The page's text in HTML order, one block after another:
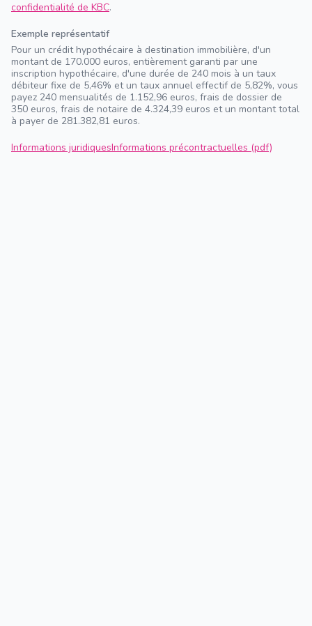
confidentialité de KBC.
Exemple représentatif
Pour un crédit hypothécaire à destination immobilière, d'un
montant de 170.000 euros, entièrement garanti par une
inscription hypothécaire, d'une durée de 240 mois à un taux
débiteur fixe de 5,46% et un taux annuel effectif de 5,82%, vous
payez 240 mensualités de 1.152,96 euros, frais de dossier de
350 euros, frais de notaire de 4.324,39 euros et un montant total
à payer de 281.382,81 euros.
Informations juridiquesInformations précontractuelles (pdf)